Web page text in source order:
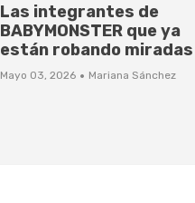
Las integrantes de
BABYMONSTER que ya
están robando miradas
Mayo 03, 2026 · Mariana Sánchez